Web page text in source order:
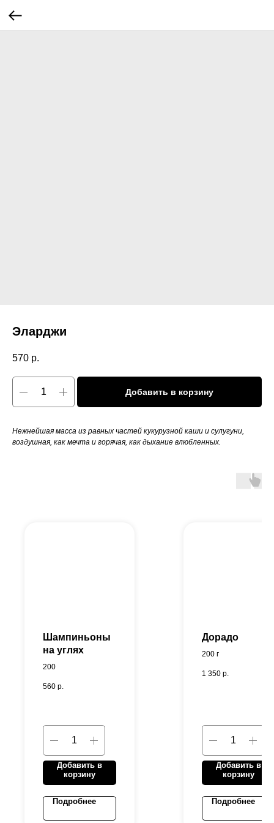
Эларджи
570 р.
Добавить в корзину
Нежнейшая масса из равных частей кукурузной каши и сулугуни,
воздушная, как мечта и горячая, как дыхание влюбленных.
Шампиньоны
на углях
200
560 р.
Добавить в
корзину
Подробнее
Дорадо
200 г
1 350 р.
Добавить в
корзину
Подробнее